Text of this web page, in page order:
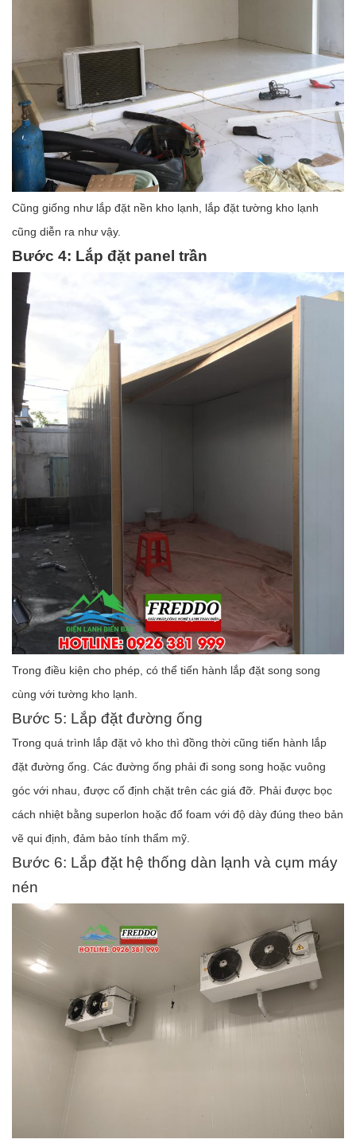
Cũng giống như lắp đặt nền kho lạnh, lắp đặt tường kho lạnh
cũng diễn ra như vậy.
Bước 4: Lắp đặt panel trần
Trong điều kiện cho phép, có thể tiến hành lắp đặt song song
cùng với tường kho lạnh.
Bước 5: Lắp đặt đường ống
Trong quá trình lắp đặt vỏ kho thì đồng thời cũng tiến hành lắp
đặt đường ống. Các đường ống phải đi song song hoặc vuông
góc với nhau, được cố định chặt trên các giá đỡ. Phải được bọc
cách nhiệt bằng superlon hoặc đổ foam với độ dày đúng theo bản
vẽ qui định, đảm bảo tính thẩm mỹ.
Bước 6: Lắp đặt hệ thống dàn lạnh và cụm máy
nén